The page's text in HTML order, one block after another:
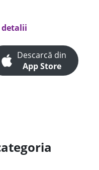
Descarcă din
App Store